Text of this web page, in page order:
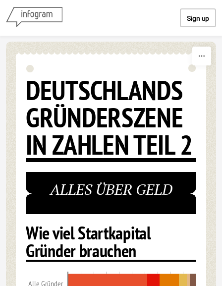
Sign up
DEUTSCHLANDS
GRÜNDERSZENE
IN ZAHLEN TEIL 2
ALLES ÜBER GELD
Wie viel Startkapital
Gründer brauchen
Alle Gründer